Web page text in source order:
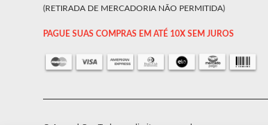
(RETIRADA DE MERCADORIA NÃO PERMITIDA)
PAGUE SUAS COMPRAS EM ATÉ 10X SEM JUROS